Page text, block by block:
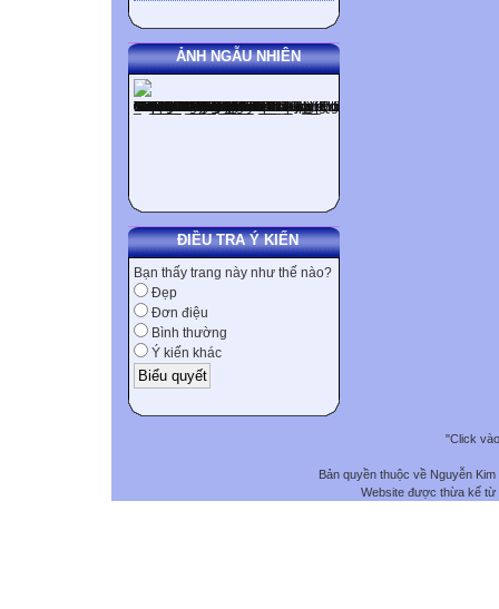
ẢNH NGẪU NHIÊN
ĐIỀU TRA Ý KIẾN
Bạn thấy trang này như thế nào?
Đẹp
Đơn điệu
Bình thường
Ý kiến khác
"Click
Bản quyền thuộc về Nguyễn
Website được thừa kế từ